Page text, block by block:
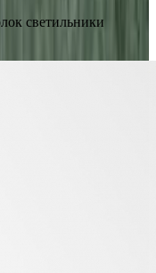
светильники